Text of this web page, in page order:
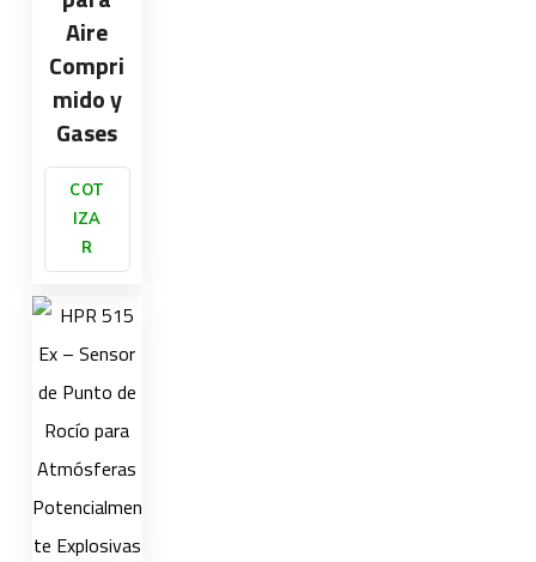
Aire
Compri
mido y
Gases
COT
IZA
R